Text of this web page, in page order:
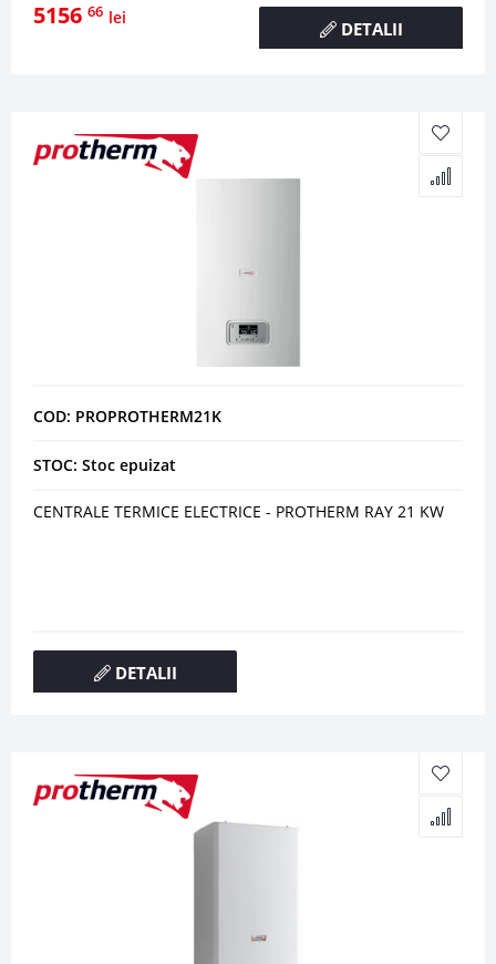
5156 66 lei
DETALII
COD: PROPROTHERM21K
STOC: Stoc epuizat
CENTRALE TERMICE ELECTRICE - PROTHERM RAY 21 KW
DETALII